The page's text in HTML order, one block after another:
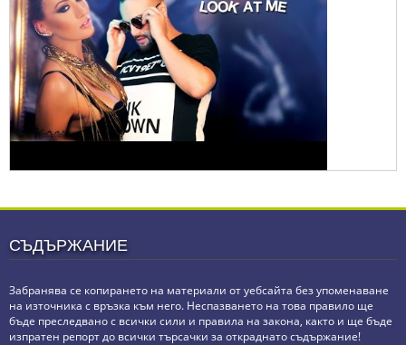
СЪДЪРЖАНИЕ
Забранява се копирането на материали от уебсайта без упоменаване
на източника с връзка към него. Неспазването на това правило ще
бъде преследвано с всички сили и правила на закона, както и ще бъде
изпратен репорт до всички търсачки за откраднато съдържание!